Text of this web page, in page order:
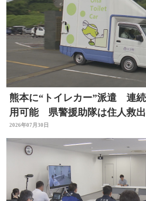
熊本に“トイレカー”派遣 連続
用可能 県警援助隊は住人救
ら支援の輪広がる
2026年07月30日